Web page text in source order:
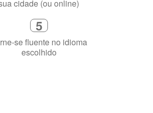
combinado com um instrutor
nativo e certificado em
sua cidade (ou online)
5